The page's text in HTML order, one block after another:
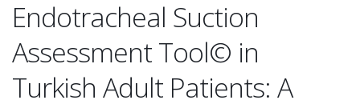
Endotracheal Suction
Assessment Tool© in
Turkish Adult Patients: A